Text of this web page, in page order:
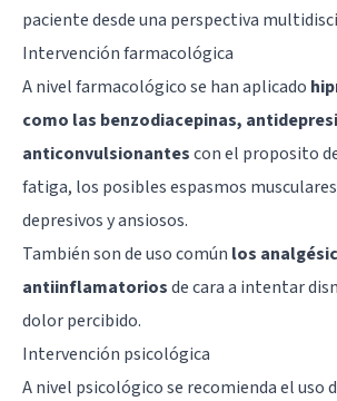
paciente desde una perspectiva
Intervención farmacológica
A nivel farmacológico se han aplicado
como las benzodiacepinas,
anticonvulsionantescon el proposito
fatiga, los posibles espasmos
depresivos y ansiosos.
También son de uso común los
antiinflamatoriosde cara a intentar
dolor percibido.
Intervención psicológica
A nivel psicológico se recomienda el uso